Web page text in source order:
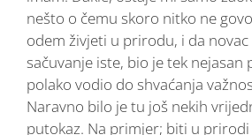
nešto o čemu skoro nitko ne
odem živjeti u prirodu, i da
sačuvanje iste, bio je tek nejasan
polako vodio do shvaćanja
Naravno bilo je tu još nekih
putokaz. Na primjer; biti u